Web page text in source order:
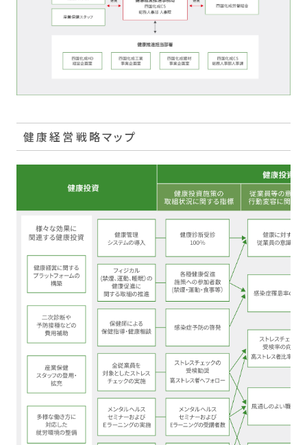
健康経営戦略マップ